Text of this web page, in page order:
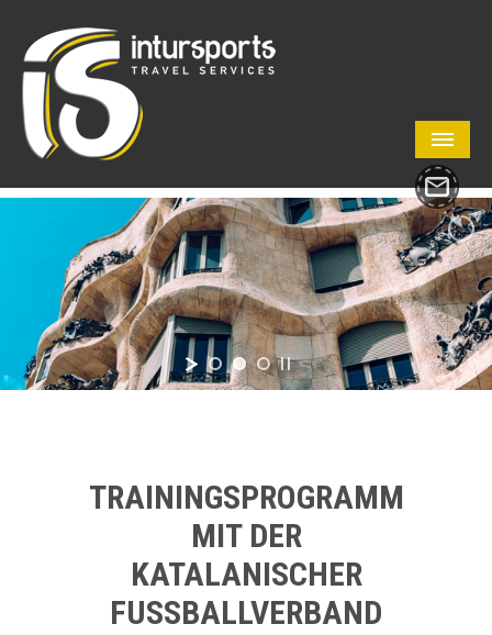
TRAININGSPROGRAMM
MIT DER
KATALANISCHER
FUSSBALLVERBAND